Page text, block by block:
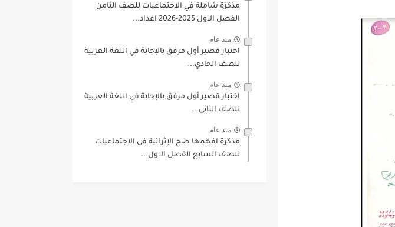
مذكرة شاملة في الاجتماعيات للصف الثامن
الفصل الاول 2025-2026 اعداد...
منذ عام
اختبار قصير أول مرفق بالإجابة في اللغة العربية
للصف الحادي...
منذ عام
اختبار قصير أول مرفق بالإجابة في اللغة العربية
للصف الثاني...
منذ عام
مذكرة افهمها صح الإثرائية في الاجتماعيات
للصف السابع الفصل الاول...